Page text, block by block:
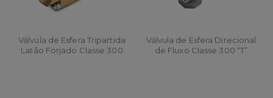
Válvula de Esfera Tripartida
Latão Forjado Classe 300
Válvula de Esfera Direcional
de Fluxo Classe 300 “T”